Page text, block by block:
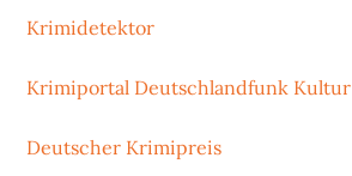
Krimidetektor
Krimiportal Deutschlandfunk Kultur
Deutscher Krimipreis